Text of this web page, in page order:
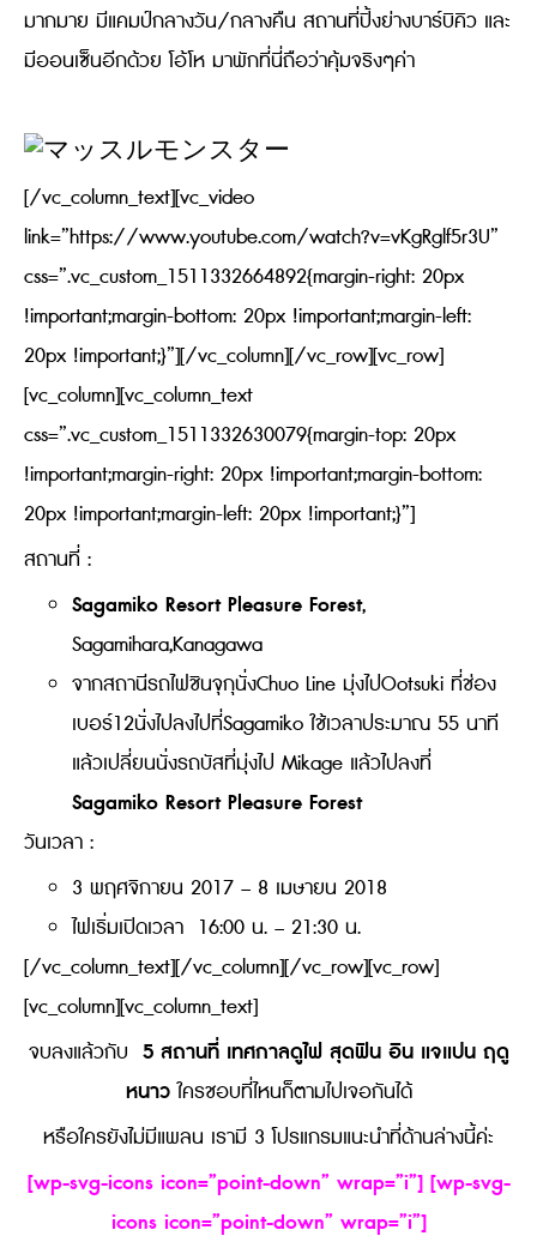
มากมาย มีแคมป์กลางวัน/กลางคืน สถานที่ปิ้งย่างบาร์บิคิว และ
มีออนเซ็นอีกด้วย โอ้โห มาพักที่นี่ถือว่าคุ้มจริงๆค่า
[/vc_column_text][vc_video
link=”https://www.youtube.com/watch?v=vKgRglf5r3U”
css=”.vc_custom_1511332664892{margin-right: 20px
!important;margin-bottom: 20px !important;margin-left:
20px !important;}”][/vc_column][/vc_row][vc_row]
[vc_column][vc_column_text
css=”.vc_custom_1511332630079{margin-top: 20px
!important;margin-right: 20px !important;margin-bottom:
20px !important;margin-left: 20px !important;}”]
สถานที่ :
Sagamiko Resort Pleasure Forest,
Sagamihara,Kanagawa
จากสถานีรถไฟชินจุกุนั่งChuo Line มุ่งไปOotsuki ที่ช่อง
เบอร์12นั่งไปลงไปที่Sagamiko ใช้เวลาประมาณ 55 นาที
แล้วเปลี่ยนนั่งรถบัสที่มุ่งไป Mikage แล้วไปลงที่
Sagamiko Resort Pleasure Forest
วันเวลา :
3 พฤศจิกายน 2017 – 8 เมษายน 2018
ไฟเริ่มเปิดเวลา 16:00 น. – 21:30 น.
[/vc_column_text][/vc_column][/vc_row][vc_row]
[vc_column][vc_column_text]
จบลงแล้วกับ 5 สถานที่ เทศกาลดูไฟ สุดฟิน อิน แจแปน ฤดู
หนาวใครชอบที่ไหนก็ตามไปเจอกันได้
หรือใครยังไม่มีแพลน เรามี 3 โปรแกรมแนะนำที่ด้านล่างนี้ค่ะ
[wp-svg-icons icon=”point-down” wrap=”i”] [wp-svg-
icons icon=”point-down” wrap=”i”]